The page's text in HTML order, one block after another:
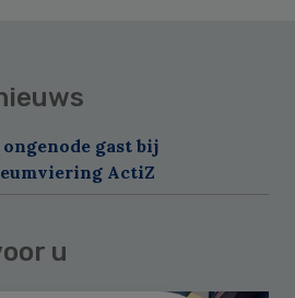
ongenode gast bij
ActiZ
u